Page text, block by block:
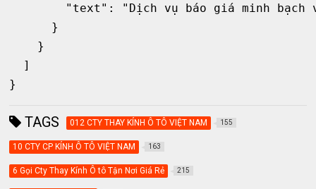
"text": "Dịch vụ báo giá minh bạch
      }
    }
  ]
TAGS 012 CTY THAY KÍNH Ô TÔ VIỆT NAM 155
10 CTY CP KÍNH Ô TÔ VIỆT NAM 163
6 Gọi Cty Thay Kính Ô tô Tận Nơi Giá Rẻ 215